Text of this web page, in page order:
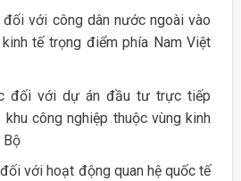
đối với công dân nước ngoài vào
tế trọng điểm phía Nam Việt
đối với dự án đầu tư trực tiếp
công nghiệp thuộc vùng kinh
Bộ
với hoạt động quan hệ quốc tế